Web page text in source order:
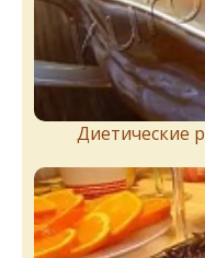
Диетические